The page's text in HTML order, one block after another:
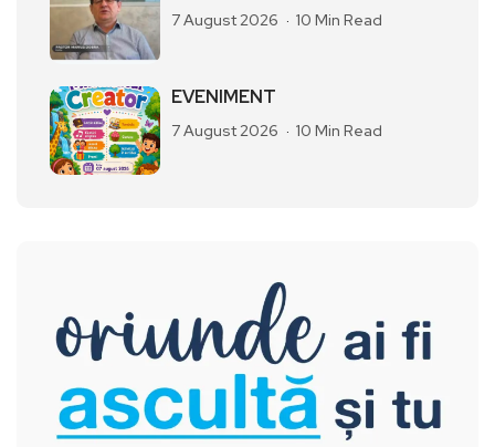
7 August 2026 10 Min Read
EVENIMENT
7 August 2026 10 Min Read